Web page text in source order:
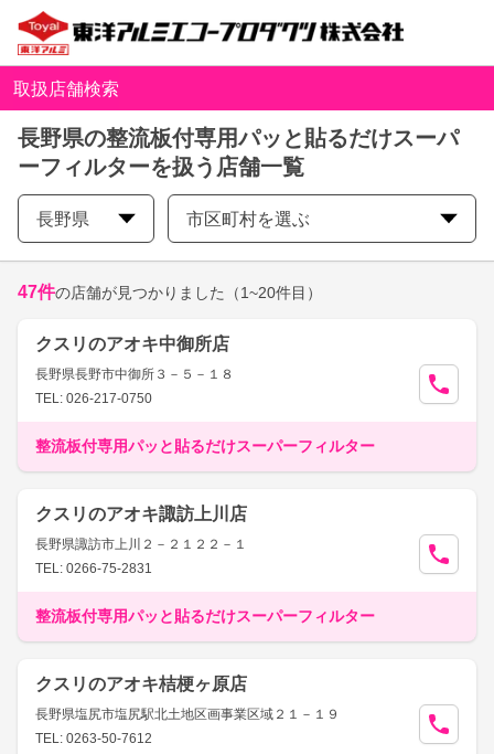
取扱店舗検索
長野県の整流板付専用パッと貼るだけスーパ
ーフィルターを扱う店舗一覧
長野県 市区町村を選ぶ
47件の店舗が見つかりました （1~20件目）
クスリのアオキ中御所店
長野県長野市中御所３－５－１８
TEL: 026-217-0750
整流板付専用パッと貼るだけスーパーフィルター
クスリのアオキ諏訪上川店
長野県諏訪市上川２－２１２２－１
TEL: 0266-75-2831
整流板付専用パッと貼るだけスーパーフィルター
クスリのアオキ桔梗ヶ原店
長野県塩尻市塩尻駅北土地区画事業区域２１－１９
TEL: 0263-50-7612